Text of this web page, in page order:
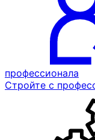
профессионала
Стройте с